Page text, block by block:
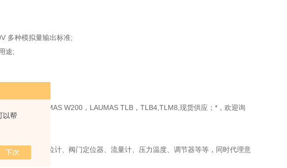
以帮
多种模拟量输出标准;
途;
示器，LAUMAS W200，LAUMAS TLB，TLB4,TLM8,现货供应；*，欢迎询
计、雷达液位计、阀门定位器、流量计、压力温度、调节器等等，同时代理意